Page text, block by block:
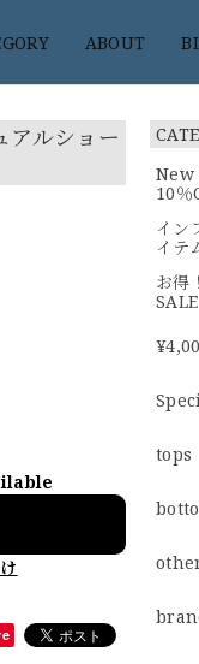
ABOUT
New
10％
イン
イテ
お得
SALE
tops
ルショー